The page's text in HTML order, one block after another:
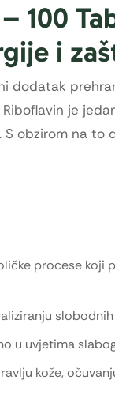
100
i
dodatak
je
obzirom na to
procese
u uvjetima
kože,